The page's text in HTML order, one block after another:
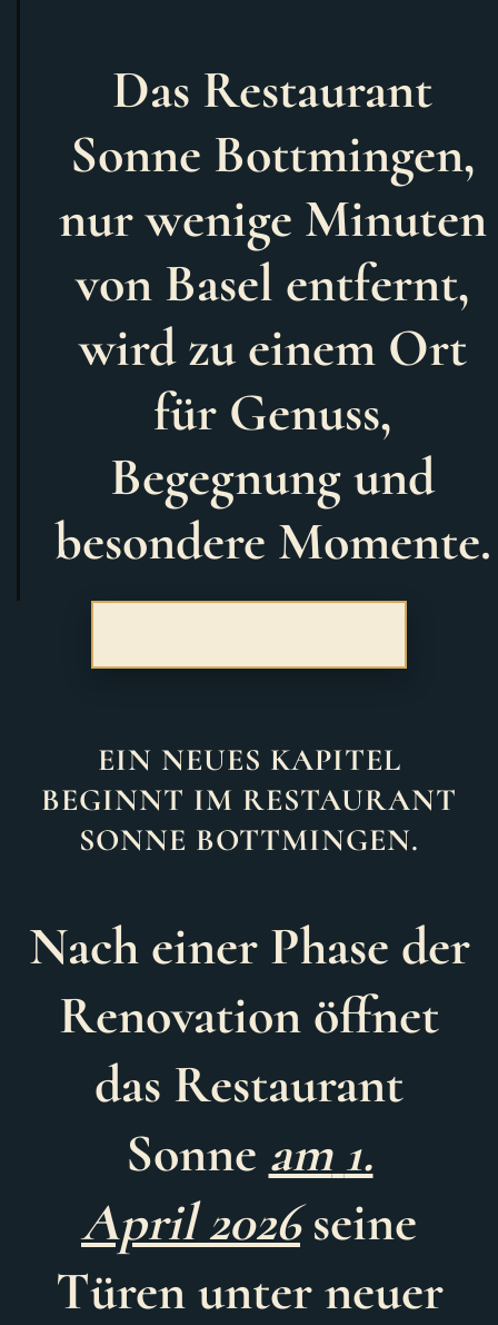
Das Restaurant
Sonne Bottmingen,
nur wenige Minuten
von Basel entfernt,
wird zu einem Ort
für Genuss,
Begegnung und
besondere Momente.
EIN NEUES KAPITEL
BEGINNT IM RESTAURANT
SONNE BOTTMINGEN.
Nach einer Phase der
Renovation öffnet
das Restaurant
Sonne am 1.
April2026 seine
Türen unter neuer